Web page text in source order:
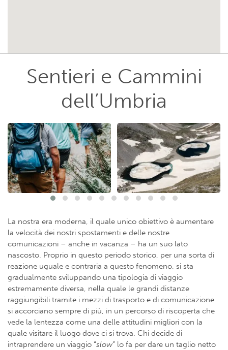
Sentieri e Cammini
dell’Umbria
La nostra era moderna, il quale unico obiettivo è aumentare
la velocità dei nostri spostamenti e delle nostre
comunicazioni – anche in vacanza – ha un suo lato
nascosto. Proprio in questo periodo storico, per una sorta di
reazione uguale e contraria a questo fenomeno, si sta
gradualmente sviluppando una tipologia di viaggio
estremamente diversa, nella quale le grandi distanze
raggiungibili tramite i mezzi di trasporto e di comunicazione
si accorciano sempre di più, in un percorso di riscoperta che
vede la lentezza come una delle attitudini migliori con la
quale visitare il luogo dove ci si trova. Chi decide di
intraprendere un viaggio “slow” lo fa per dare un taglio netto